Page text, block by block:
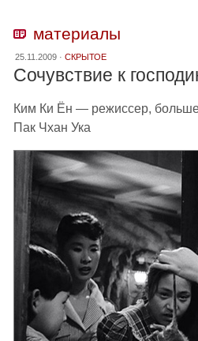
материалы
25.11.2009 · СКРЫТОЕ
Сочувствие к
Ким Ки Ён — режиссер,
Пак Чхан Ука